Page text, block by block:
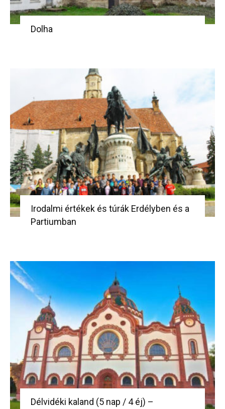
Dolha
Irodalmi értékek és túrák Erdélyben és a
Partiumban
Délvidéki kaland (5 nap / 4 éj) –